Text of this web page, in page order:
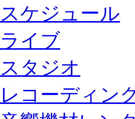
スケジュール
ライブ
スタジオ
レコーディン